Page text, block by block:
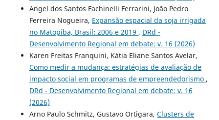
Angel dos Santos Fachinelli Ferrarini, João Pedro
Ferreira Nogueira, Expansão espacial da soja irrigada
no Matopiba, Brasil: 2006 e 2019 , DRd -
Desenvolvimento Regional em debate: v. 16 (2026)
Karen Freitas Franquini, Kátia Eliane Santos Avelar,
Como medir a mudança: estratégias de avaliação de
impacto social em programas de empreendedorismo ,
DRd - Desenvolvimento Regional em debate: v. 16
(2026)
Arno Paulo Schmitz, Gustavo Ortigara, Clusters de